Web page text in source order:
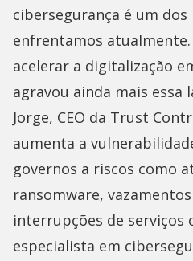
cibersegurança é um
enfrentamos atualmente.
acelerar a digitalização
agravou ainda mais essa
Jorge, CEO da Trust
aumenta a
governos a riscos como
ransomware,
interrupções de serviços
especialista em